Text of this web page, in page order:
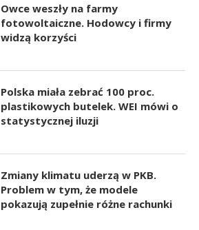
Owce weszły na farmy
fotowoltaiczne. Hodowcy i firmy
widzą korzyści
Polska miała zebrać 100 proc.
plastikowych butelek. WEI mówi o
statystycznej iluzji
Zmiany klimatu uderzą w PKB.
Problem w tym, że modele
pokazują zupełnie różne rachunki